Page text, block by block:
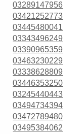
03289147956
03421252773
03445480041
03343496249
03390965359
03463230229
03338628809
03446353250
03245440443
03494734394
03472789480
03495384062